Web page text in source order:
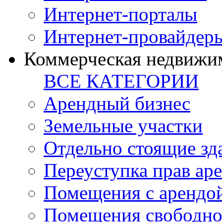
Интернет-порталы
Интернет-
Коммерческая
ВСЕ КАТЕГОРИИ
Арендный бизнес
Земельные участки
Отдельно стоящие
Переуступка прав
Помещения с
Помещения